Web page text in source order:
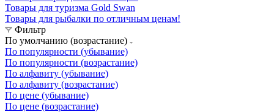
Товары для туризма Gold Swan
Товары для рыбалки по отличным ценам!
Фильтр
По умолчанию (возрастание)
По популярности (убывание)
По популярности (возрастание)
По алфавиту (убывание)
По алфавиту (возрастание)
По цене (убывание)
По цене (возрастание)